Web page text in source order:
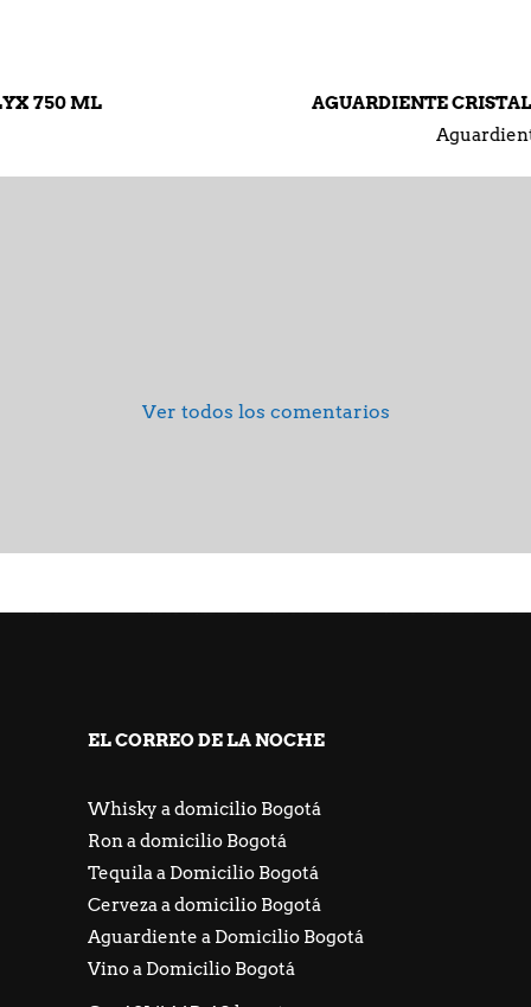
AGUARDIENTE CRISTAL MEDIA 375 ML
Ver todos los comentarios
EL CORREO DE LA NOCHE
Whisky a domicilio Bogotá
Ron a domicilio Bogotá
Tequila a Domicilio Bogotá
Cerveza a domicilio Bogotá
Aguardiente a Domicilio Bogotá
Vino a Domicilio Bogotá